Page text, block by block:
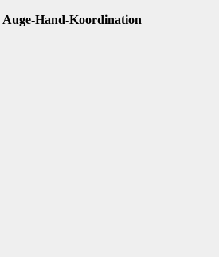
Auge-Hand-Koordination